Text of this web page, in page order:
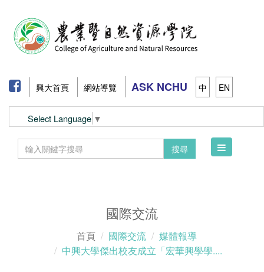
興大首頁 網站導覽 ASK NCHU 中 EN
Select Language ▼
搜尋
Toggle
國際交流
首頁 國際交流
媒體報導
中興大學傑出校友成立「宏華興學學....